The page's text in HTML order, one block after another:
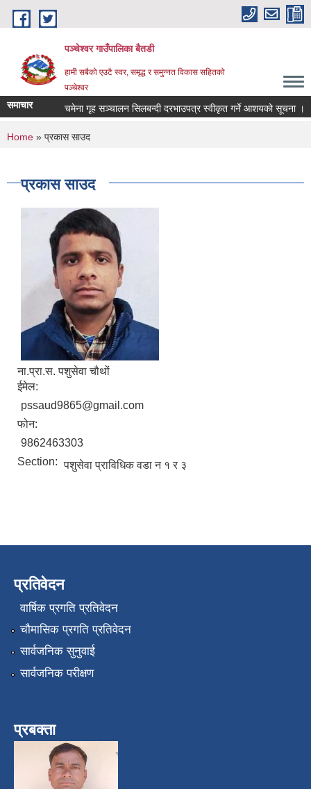
Skip to main content
पञ्चेश्वर गाउँपालिका बैतडी
हामी सबैको एउटै स्वर, समृद्ध र समुन्नत विकास सहितको
पञ्चेश्वर
समाचार चमेना गृह सञ्‍चालन सिलबन्दी दरभाउपत्र स्वीकृत गर्ने आशयको सूचना ।
You are here
Home » प्रकास साउद
प्रकास साउद
ना.प्रा.स. पशुसेवा चौथों
ईमेल:
pssaud9865@gmail.com
फोन:
9862463303
Section: पशुसेवा प्राविधिक वडा न १ र ३
प्रतिवेदन
वार्षिक प्रगति प्रतिवेदन
चौमासिक प्रगति प्रतिवेदन
सार्वजनिक सुनुवाई
सार्वजनिक परीक्षण
प्रबक्ता